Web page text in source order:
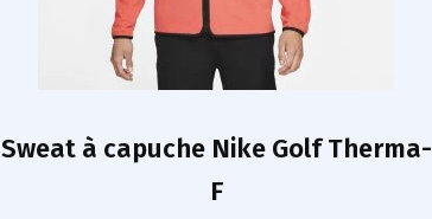
Sweat à capuche Nike Golf Therma-
F